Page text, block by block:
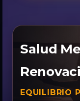
Salud
EQUILIBRIO